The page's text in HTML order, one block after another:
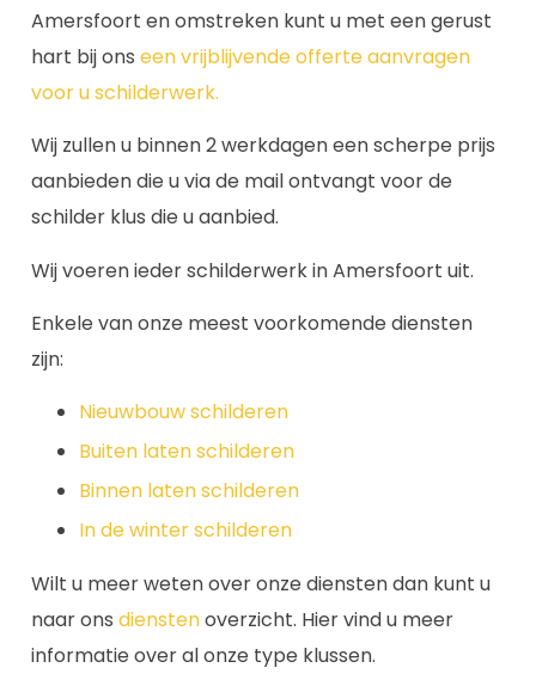
Amersfoort en omstreken kunt u met een gerust
hart bij ons een vrijblijvende offerte aanvragen
voor u schilderwerk.
Wij zullen u binnen 2 werkdagen een scherpe prijs
aanbieden die u via de mail ontvangt voor de
schilder klus die u aanbied.
Wij voeren ieder schilderwerk in Amersfoort uit.
Enkele van onze meest voorkomende diensten
zijn:
Nieuwbouw schilderen
Buiten laten schilderen
Binnen laten schilderen
In de winter schilderen
Wilt u meer weten over onze diensten dan kunt u
naar ons dienstenoverzicht. Hier vind u meer
informatie over al onze type klussen.